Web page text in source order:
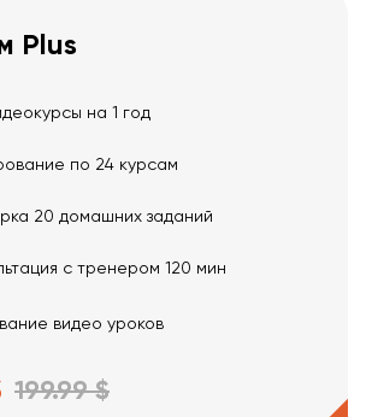
Plus
на 1 год
по 24 курсам
20 домашних заданий
с тренером 120 мин
видео уроков
199.99 $